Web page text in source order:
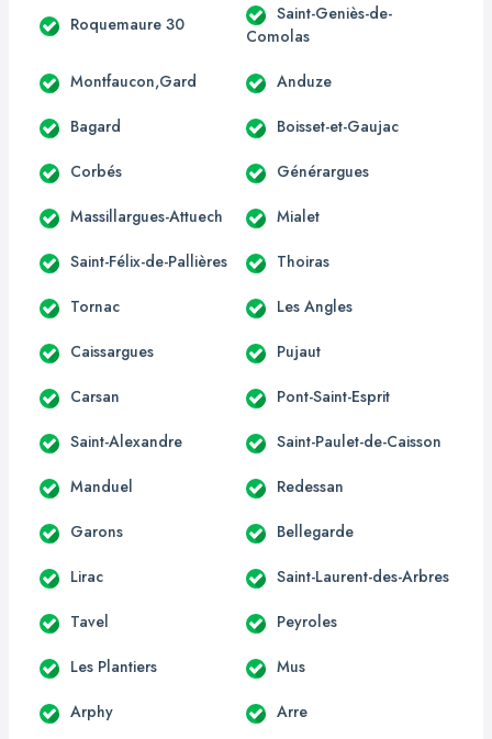
Roquemaure 30
Saint-Geniès-de-
Comolas
Montfaucon,Gard Anduze
Bagard Boisset-et-Gaujac
Corbés Générargues
Massillargues-Attuech Mialet
Saint-Félix-de-Pallières Thoiras
Tornac Les Angles
Caissargues Pujaut
Carsan Pont-Saint-Esprit
Saint-Alexandre Saint-Paulet-de-Caisson
Manduel Redessan
Garons Bellegarde
Lirac Saint-Laurent-des-Arbres
Tavel Peyroles
Les Plantiers Mus
Arphy Arre